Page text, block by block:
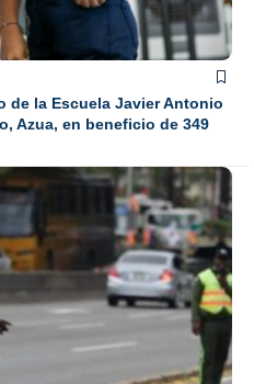
de la Escuela Javier Antonio
Azua, en beneficio de 349